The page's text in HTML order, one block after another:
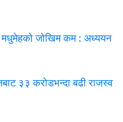
मधुमेहको जोखिम कम : अध्ययन
३३ करोडभन्दा बढी राजस्व